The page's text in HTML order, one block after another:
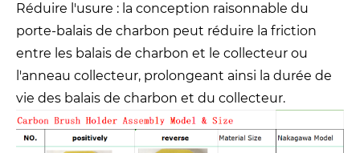
Réduire l'usure : la conception raisonnable du
porte-balais de charbon peut réduire la friction
entre les balais de charbon et le collecteur ou
l'anneau collecteur, prolongeant ainsi la durée de
vie des balais de charbon et du collecteur.